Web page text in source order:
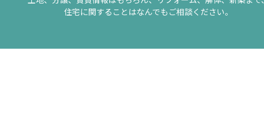
住宅に関することはなんでもご相談ください。